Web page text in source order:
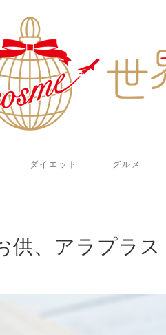
ダイエット グルメ
供、アラプラ